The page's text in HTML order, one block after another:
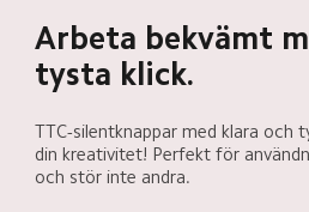
Arbeta bekvämt
tysta klick.
TTC-silentknappar med klara och
din kreativitet! Perfekt för
och stör inte andra.